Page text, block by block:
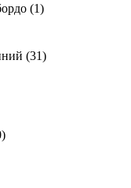
(1)
(31)
)